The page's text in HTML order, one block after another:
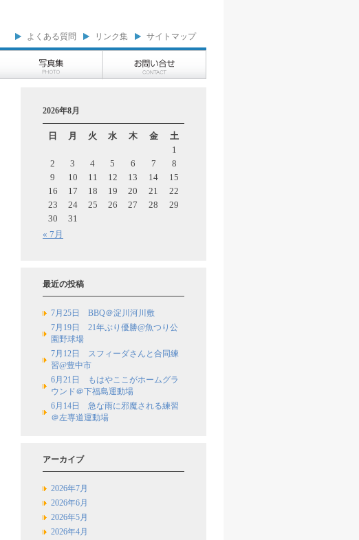
よくある質問 リンク集 サイトマップ
2026年8月
日 月 火 水 木 金 土
« 7月
1
2
3 4 5 6 7
8
9
10 11 12 13 14
15
16
17 18 19 20 21
22
23
24 25 26 27 28
29
30
31
最近の投稿
7月25日 BBQ＠淀川河川敷
7月19日 21年ぶり優勝@魚つり公
園野球場
7月12日 スフィーダさんと合同練
習@豊中市
6月21日 もはやここがホームグラ
ウンド＠下福島運動場
6月14日 急な雨に邪魔される練習
＠左専道運動場
アーカイブ
2026年7月
2026年6月
2026年5月
2026年4月